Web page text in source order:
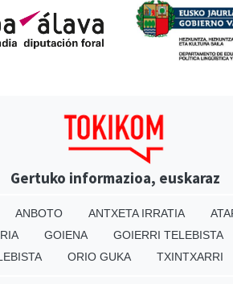
Gertuko informazioa, euskaraz
ANBOTO ANTXETA IRRATIA
GOIENA GOIERRI TELEBISTA
ORIO GUKA TXINTXARRI